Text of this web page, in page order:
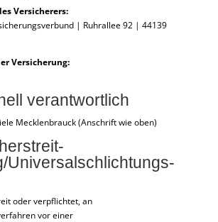
Versicherers:
| Ruhrallee 92 | 44139
Versicherung:
verantwortlich
Mecklenbrauck (Anschrift wie oben)
Universal­schlichtungs­
oder verpflichtet, an
vor einer